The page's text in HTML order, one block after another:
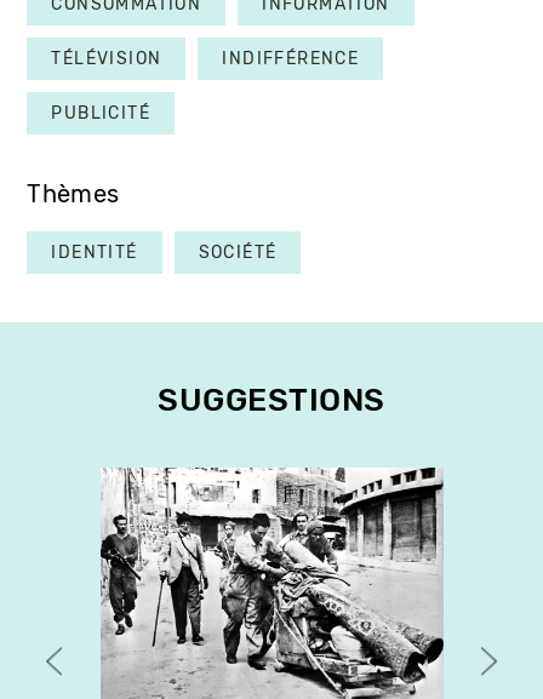
TÉLÉVISION INDIFFÉRENCE
PUBLICITÉ
Thèmes
IDENTITÉ SOCIÉTÉ
SUGGESTIONS